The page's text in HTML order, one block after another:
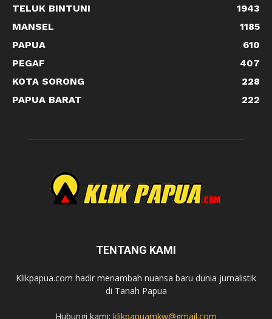
TELUK BINTUNI
1943
MANSEL
1185
PAPUA
610
PEGAF
407
KOTA SORONG
228
PAPUA BARAT
222
TENTANG KAMI
Klikpapua.com hadir menambah nuansa baru dunia jurnalistik
di Tanah Papua
Hubungi kami: klikpapuamkw@gmail.com